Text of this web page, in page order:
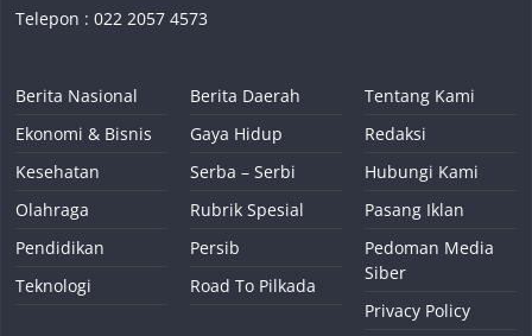
Telepon : 022 2057 4573
Berita Nasional
Ekonomi & Bisnis
Kesehatan
Olahraga
Pendidikan
Teknologi
Berita Daerah
Gaya Hidup
Serba – Serbi
Rubrik Spesial
Persib
Road To Pilkada
Tentang Kami
Redaksi
Hubungi Kami
Pasang Iklan
Pedoman Media
Siber
Privacy Policy